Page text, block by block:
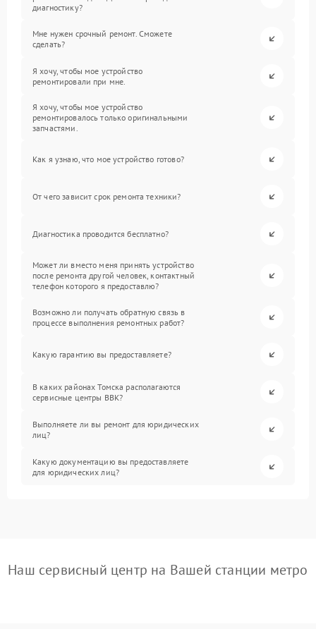
диагностику?
Мне нужен срочный ремонт. Сможете
сделать?
Я хочу, чтобы мое устройство
ремонтировали при мне.
Я хочу, чтобы мое устройство
ремонтировалось только оригинальными
запчастями.
Как я узнаю, что мое устройство готово?
От чего зависит срок ремонта техники?
Диагностика проводится бесплатно?
Может ли вместо меня принять устройство
после ремонта другой человек, контактный
телефон которого я предоставлю?
Возможно ли получать обратную связь в
процессе выполнения ремонтных работ?
Какую гарантию вы предоставляете?
В каких районах Томска располагаются
сервисные центры BBK?
Выполняете ли вы ремонт для юридических
лиц?
Какую документацию вы предоставляете
для юридических лиц?
Наш сервисный центр на Вашей станции метро